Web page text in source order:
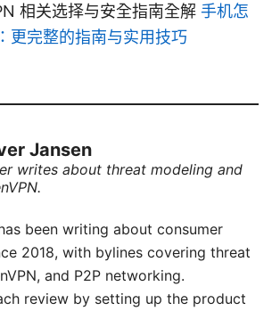
相关选择与安全指南全解 手机怎
更完整的指南与实用技巧
Jansen
writes about threat modeling and
been writing about consumer
2018, with bylines covering threat
and P2P networking.
review by setting up the product